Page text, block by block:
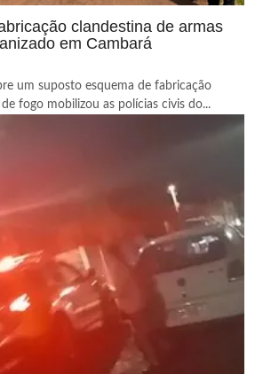
clandestina de armas
em Cambará
um suposto esquema de fabricação
fogo mobilizou as polícias civis do...